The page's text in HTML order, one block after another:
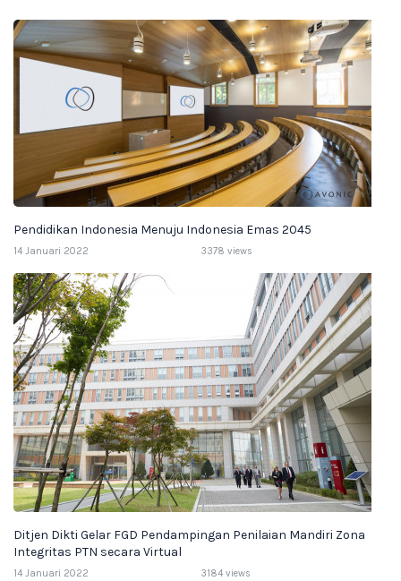
Pendidikan Indonesia Menuju Indonesia Emas 2045
14 Januari 2022 3378 views
Ditjen Dikti Gelar FGD Pendampingan Penilaian Mandiri Zona
Integritas PTN secara Virtual
14 Januari 2022 3184 views